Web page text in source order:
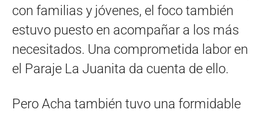
con familias y jóvenes, el foco también
estuvo puesto en acompañar a los más
necesitados. Una comprometida labor en
el Paraje La Juanita da cuenta de ello.
Pero Acha también tuvo una formidable